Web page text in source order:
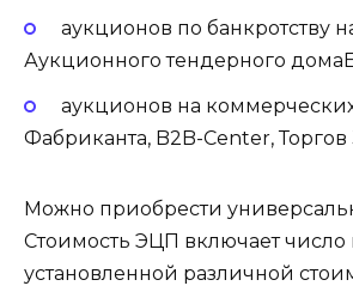
аукционов по банкротству
Аукционного тендерного
аукционов на
Фабриканта, B2B-Center, Торгов
Можно приобрести
Стоимость ЭЦП включает
установленной различной